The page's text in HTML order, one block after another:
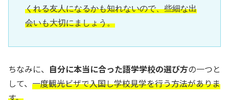
くれる友人になるかも知れないので、些細な出
会いも大切にましょう。
ちなみに、 自分に本当に合った語学学校の選び方の一つと
して、 一度観光ビザで入国し学校見学を行う方法がありま
す。